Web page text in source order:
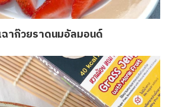
ฉาก๊วยราดนมอัลมอนด์